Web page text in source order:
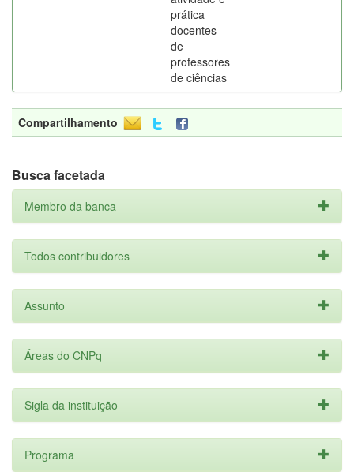
prática
docentes
de
professores
de ciências
Compartilhamento
Busca facetada
Membro da banca
Todos contribuidores
Assunto
Áreas do CNPq
Sigla da instituição
Programa